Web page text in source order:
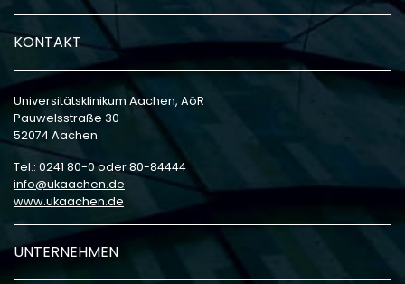
KONTAKT
Universitätsklinikum Aachen, AöR
Pauwelsstraße 30
52074 Aachen
Tel.: 0241 80-0 oder 80-84444
info
ukaachen de
www.ukaachen.de
UNTERNEHMEN